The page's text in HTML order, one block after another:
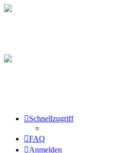
Schnellzugriff
FAQ
Anmelden